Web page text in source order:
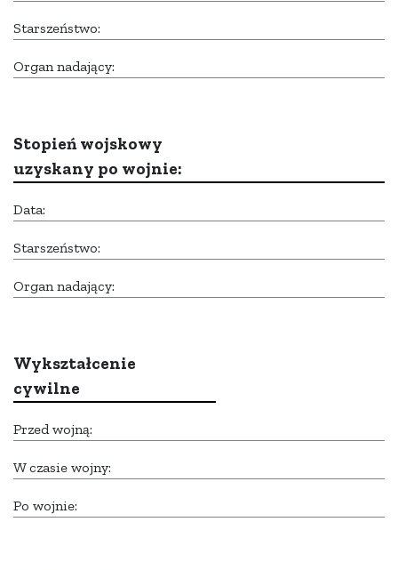
Starszeństwo:
Organ nadający:
Stopień wojskowy
uzyskany po wojnie:
Data:
Starszeństwo:
Organ nadający:
Wykształcenie
cywilne
Przed wojną:
W czasie wojny:
Po wojnie: